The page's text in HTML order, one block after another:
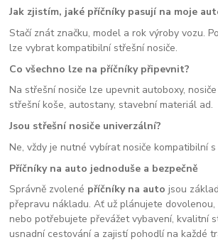
Jak zjistím, jaké příčníky pasují na moje
Stačí znát značku, model a rok výroby vozu.
lze vybrat kompatibilní střešní nosiče.
Co všechno lze na příčníky připevnit?
Na střešní nosiče lze upevnit autoboxy,
střešní koše, autostany, stavební materiál ad.
Jsou střešní nosiče univerzální?
Ne, vždy je nutné vybírat nosiče kompatibilní
Příčníky na auto jednoduše a bezpečně
Správně zvolené příčníky na auto jsou
přepravu nákladu. Ať už plánujete
nebo potřebujete převážet vybavení, kvalitní
usnadní cestování a zajistí pohodlí na každé